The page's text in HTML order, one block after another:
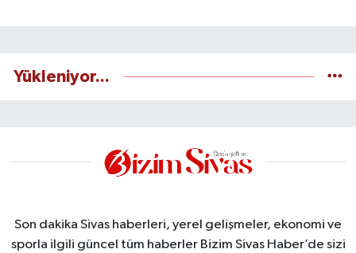
Yükleniyor...
Son dakika Sivas haberleri, yerel gelişmeler, ekonomi ve
sporla ilgili güncel tüm haberler Bizim Sivas Haber’de sizi